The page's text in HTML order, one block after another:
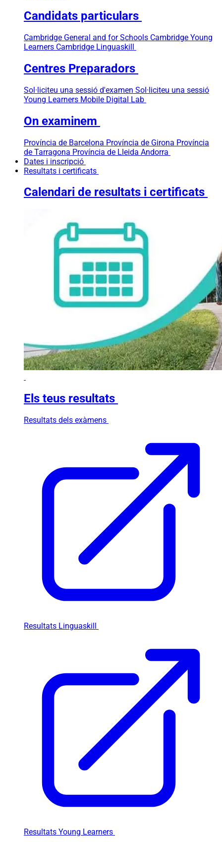
Candidats particulars
Cambridge General and for Schools Cambridge Young
Learners Cambridge Linguaskill
Centres Preparadors
Sol·liciteu una sessió d'examen Sol·liciteu una sessió
Young Learners Mobile Digital Lab
On examinem
Província de Barcelona Província de Girona Província
de Tarragona Província de Lleida Andorra
Dates i inscripció
Resultats i certificats
Calendari de resultats i certificats
Els teus resultats
Resultats dels exàmens
Resultats Linguaskill
Resultats Young Learners